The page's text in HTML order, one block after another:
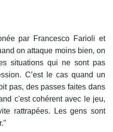
par Francesco Farioli et
on attaque moins bien, on
situations qui ne sont pas
C’est le cas quand un
pas, des passes faites dans
c'est cohérent avec le jeu,
rattrapées. Les gens sont